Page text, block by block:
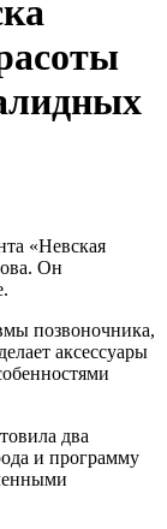
«Невская
Он
позвоночника,
аксессуары
два
и программу